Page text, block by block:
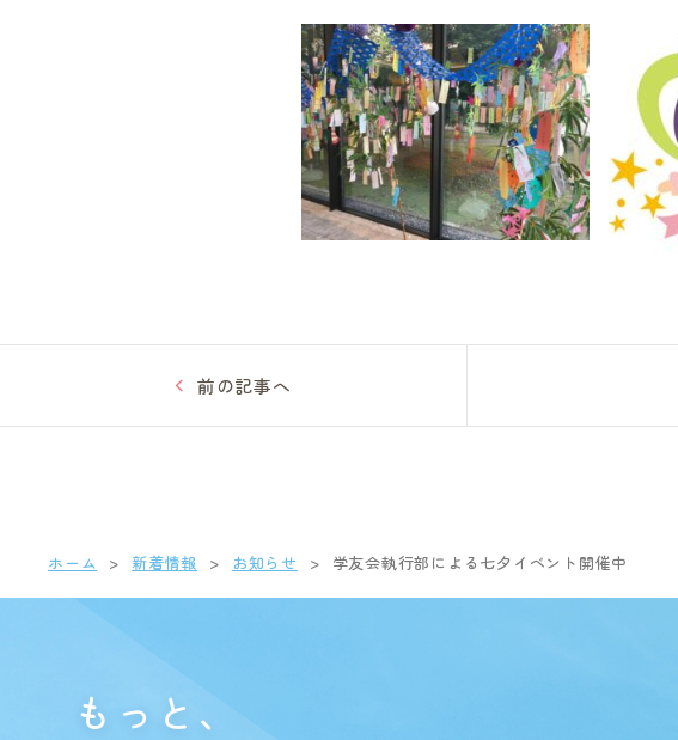
前の記事へ
ホーム 新着情報 お知らせ 学友会執行部による七夕イベント開催中
もっと、